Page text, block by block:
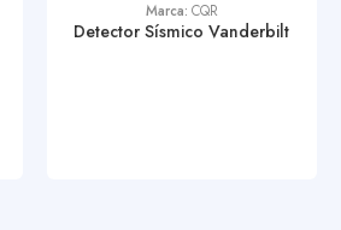
Marca: CQR
Detector Sísmico Vanderbilt